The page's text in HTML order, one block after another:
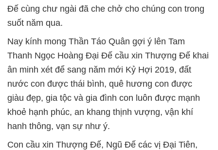
Đế cùng chư ngài đã che chở cho chúng con trong
suốt năm qua.
Nay kính mong Thần Táo Quân gợi ý lên Tam
Thanh Ngọc Hoàng Đại Đế cầu xin Thượng Đế khai
ân minh xét để sang năm mới Kỷ Hợi 2019, đất
nước con được thái bình, quê hương con được
giàu đẹp, gia tộc và gia đình con luôn được mạnh
khoẻ hạnh phúc, an khang thịnh vượng, vận khí
hanh thông, vạn sự như ý.
Con cầu xin Thượng Đế, Ngũ Đế các vị Đại Tiên,